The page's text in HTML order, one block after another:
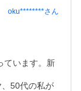
oku********さん
ています。新
50代の私が